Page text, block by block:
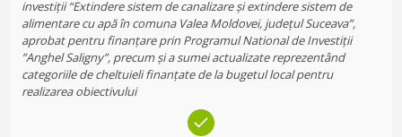
investiții “Extindere sistem de canalizare și extindere sistem de
alimentare cu apă în comuna Valea Moldovei, județul Suceava”,
aprobat pentru finanțare prin Programul National de Investiții
”Anghel Saligny”, precum și a sumei actualizate reprezentând
categoriile de cheltuieli finanțate de la bugetul local pentru
realizarea obiectivului